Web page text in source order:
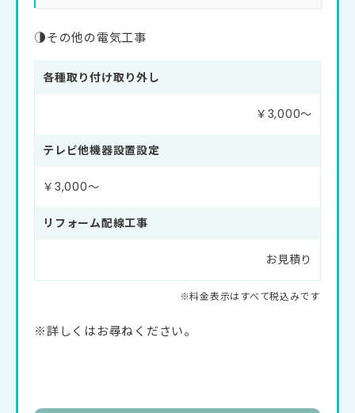
◑その他の電気工事
各種取り付け取り外し
￥3,000〜
テレビ他機器設置設定
￥3,000〜
リフォーム配線工事
お見積り
※詳しくはお尋ねください。